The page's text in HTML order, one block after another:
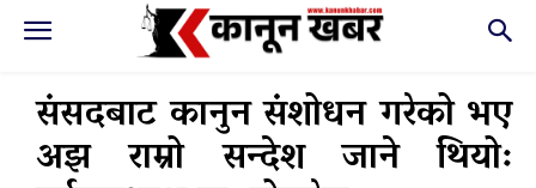
संसदबाट कानुन संशोधन गरेको भए
अझ राम्रो सन्देश जाने थियो: